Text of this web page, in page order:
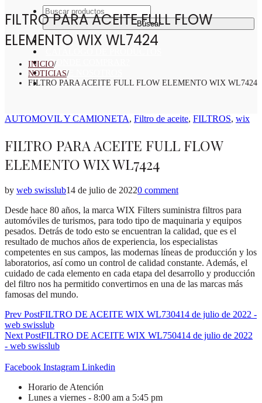
Buscar:
INICIO
¿DONDE COMPRAR?
SOBRE NOSOTROS
CONTACTO
FILTRO PARA ACEITE FULL FLOW
ELEMENTO WIX WL7424
INICIO/
NOTICIAS/
FILTRO PARA ACEITE FULL FLOW ELEMENTO WIX WL7424
Posted
AUTOMOVIL Y CAMIONETA, Filtro de aceite, FILTROS, wix
FILTRO PARA ACEITE FULL FLOW
ELEMENTO WIX WL7424
by web swisslub14 de julio de 20220 comment
Desde hace 80 años, la marca WIX Filters suministra filtros para
automóviles de turismos, para todo tipo de maquinaria y equipos
pesados. Detrás de todo esto se encuentran la calidad, que es el
resultado de muchos años de experiencia, los especialistas
competentes en sus campos, las modernas líneas de producción y los
laboratorios, así como un control de calidad constante. Además, el
cuidado de cada elemento en cada etapa del desarrollo y producción
del filtro nos ha permitido convertirnos en una de las marcas más
famosas del mundo.
Navegación
de
entradas
Prev PostFILTRO DE ACEITE WIX WL730414 de julio de 2022 -
web swisslub
Next PostFILTRO DE ACEITE WIX WL750414 de julio de 2022
- web swisslub
Facebook Instagram Linkedin
Horario de Atención
Lunes a viernes - 8:00 am a 5:45 pm